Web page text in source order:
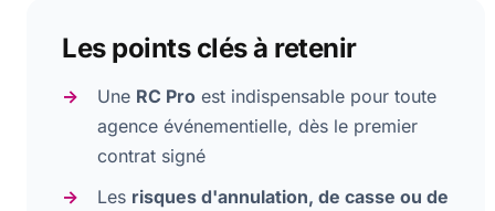
Les points clés à retenir
Une RC Pro est indispensable pour toute
agence événementielle, dès le premier
contrat signé
Les risques d'annulation, de casse ou de